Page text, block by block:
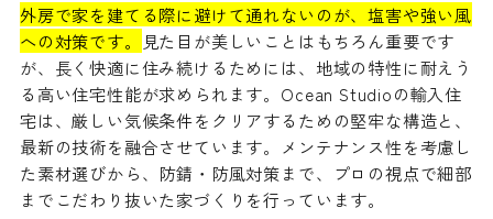
外房で家を建てる際に避けて通れないのが、塩害や強い風
への対策です。
見た目が美しいことはもちろん重要です
が、長く快適に住み続けるためには、地域の特性に耐えう
る高い住宅性能が求められます。Ocean Studioの輸入住
宅は、厳しい気候条件をクリアするための堅牢な構造と、
最新の技術を融合させています。メンテナンス性を考慮し
た素材選びから、防錆・防風対策まで、プロの視点で細部
までこだわり抜いた家づくりを行っています。